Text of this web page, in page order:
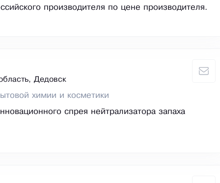
производителя по цене производителя.
Дедовск
химии и косметики
спрея нейтрализатора запаха